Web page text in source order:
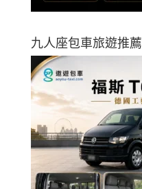
九人座包車旅遊推薦